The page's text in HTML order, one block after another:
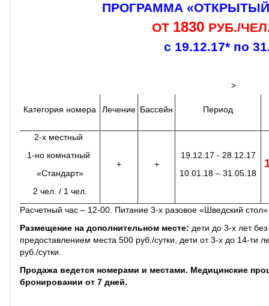
ПРОГРАММА «ОТКРЫТЫЙ
ОТ 1830 РУБ./
с 19.12.17* по
>
Категория номера Лечение Бассейн Период
2-х местный
1-но комнатный
«Стандарт»
2 чел. / 1 чел.
+ +
19.12.17 - 28.12.17
10.01.18 – 31.05.18
Расчетный час – 12-00. Питание 3-х разовое «Шведский
Размещение на дополнительном месте: дети до 3-х лет
предоставлением места 500 руб./сутки, дети от 3-х до 14-ти
руб./сутки.
Продажа ведется номерами и местами. Медицинские
бронировании от 7 дней.